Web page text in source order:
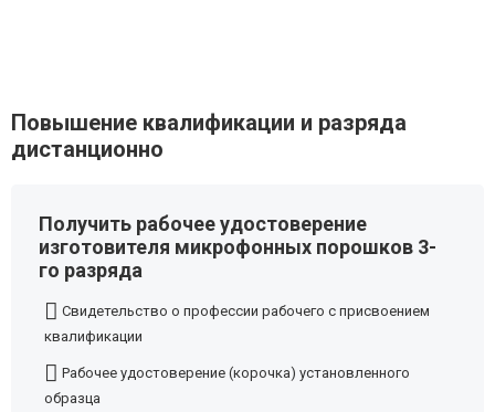
Повышение квалификации и разряда
дистанционно
Получить рабочее удостоверение
изготовителя микрофонных порошков 3-
го разряда
Свидетельство о профессии рабочего с присвоением
квалификации
Рабочее удостоверение (корочка) установленного
образца